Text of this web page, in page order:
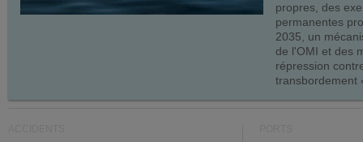
propres, des
permanentes
2035, un
de l'OMI et des
répression
transbordement